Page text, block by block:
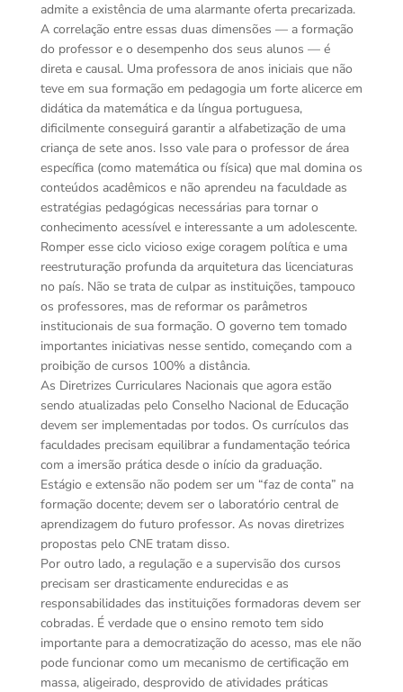
admite a existência de uma alarmante oferta precarizada.
A correlação entre essas duas dimensões — a formação
do professor e o desempenho dos seus alunos — é
direta e causal. Uma professora de anos iniciais que não
teve em sua formação em pedagogia um forte alicerce em
didática da matemática e da língua portuguesa,
dificilmente conseguirá garantir a alfabetização de uma
criança de sete anos. Isso vale para o professor de área
específica (como matemática ou física) que mal domina os
conteúdos acadêmicos e não aprendeu na faculdade as
estratégias pedagógicas necessárias para tornar o
conhecimento acessível e interessante a um adolescente.
Romper esse ciclo vicioso exige coragem política e uma
reestruturação profunda da arquitetura das licenciaturas
no país. Não se trata de culpar as instituições, tampouco
os professores, mas de reformar os parâmetros
institucionais de sua formação. O governo tem tomado
importantes iniciativas nesse sentido, começando com a
proibição de cursos 100% a distância.
As Diretrizes Curriculares Nacionais que agora estão
sendo atualizadas pelo Conselho Nacional de Educação
devem ser implementadas por todos. Os currículos das
faculdades precisam equilibrar a fundamentação teórica
com a imersão prática desde o início da graduação.
Estágio e extensão não podem ser um “faz de conta” na
formação docente; devem ser o laboratório central de
aprendizagem do futuro professor. As novas diretrizes
propostas pelo CNE tratam disso.
Por outro lado, a regulação e a supervisão dos cursos
precisam ser drasticamente endurecidas e as
responsabilidades das instituições formadoras devem ser
cobradas. É verdade que o ensino remoto tem sido
importante para a democratização do acesso, mas ele não
pode funcionar como um mecanismo de certificação em
massa, aligeirado, desprovido de atividades práticas